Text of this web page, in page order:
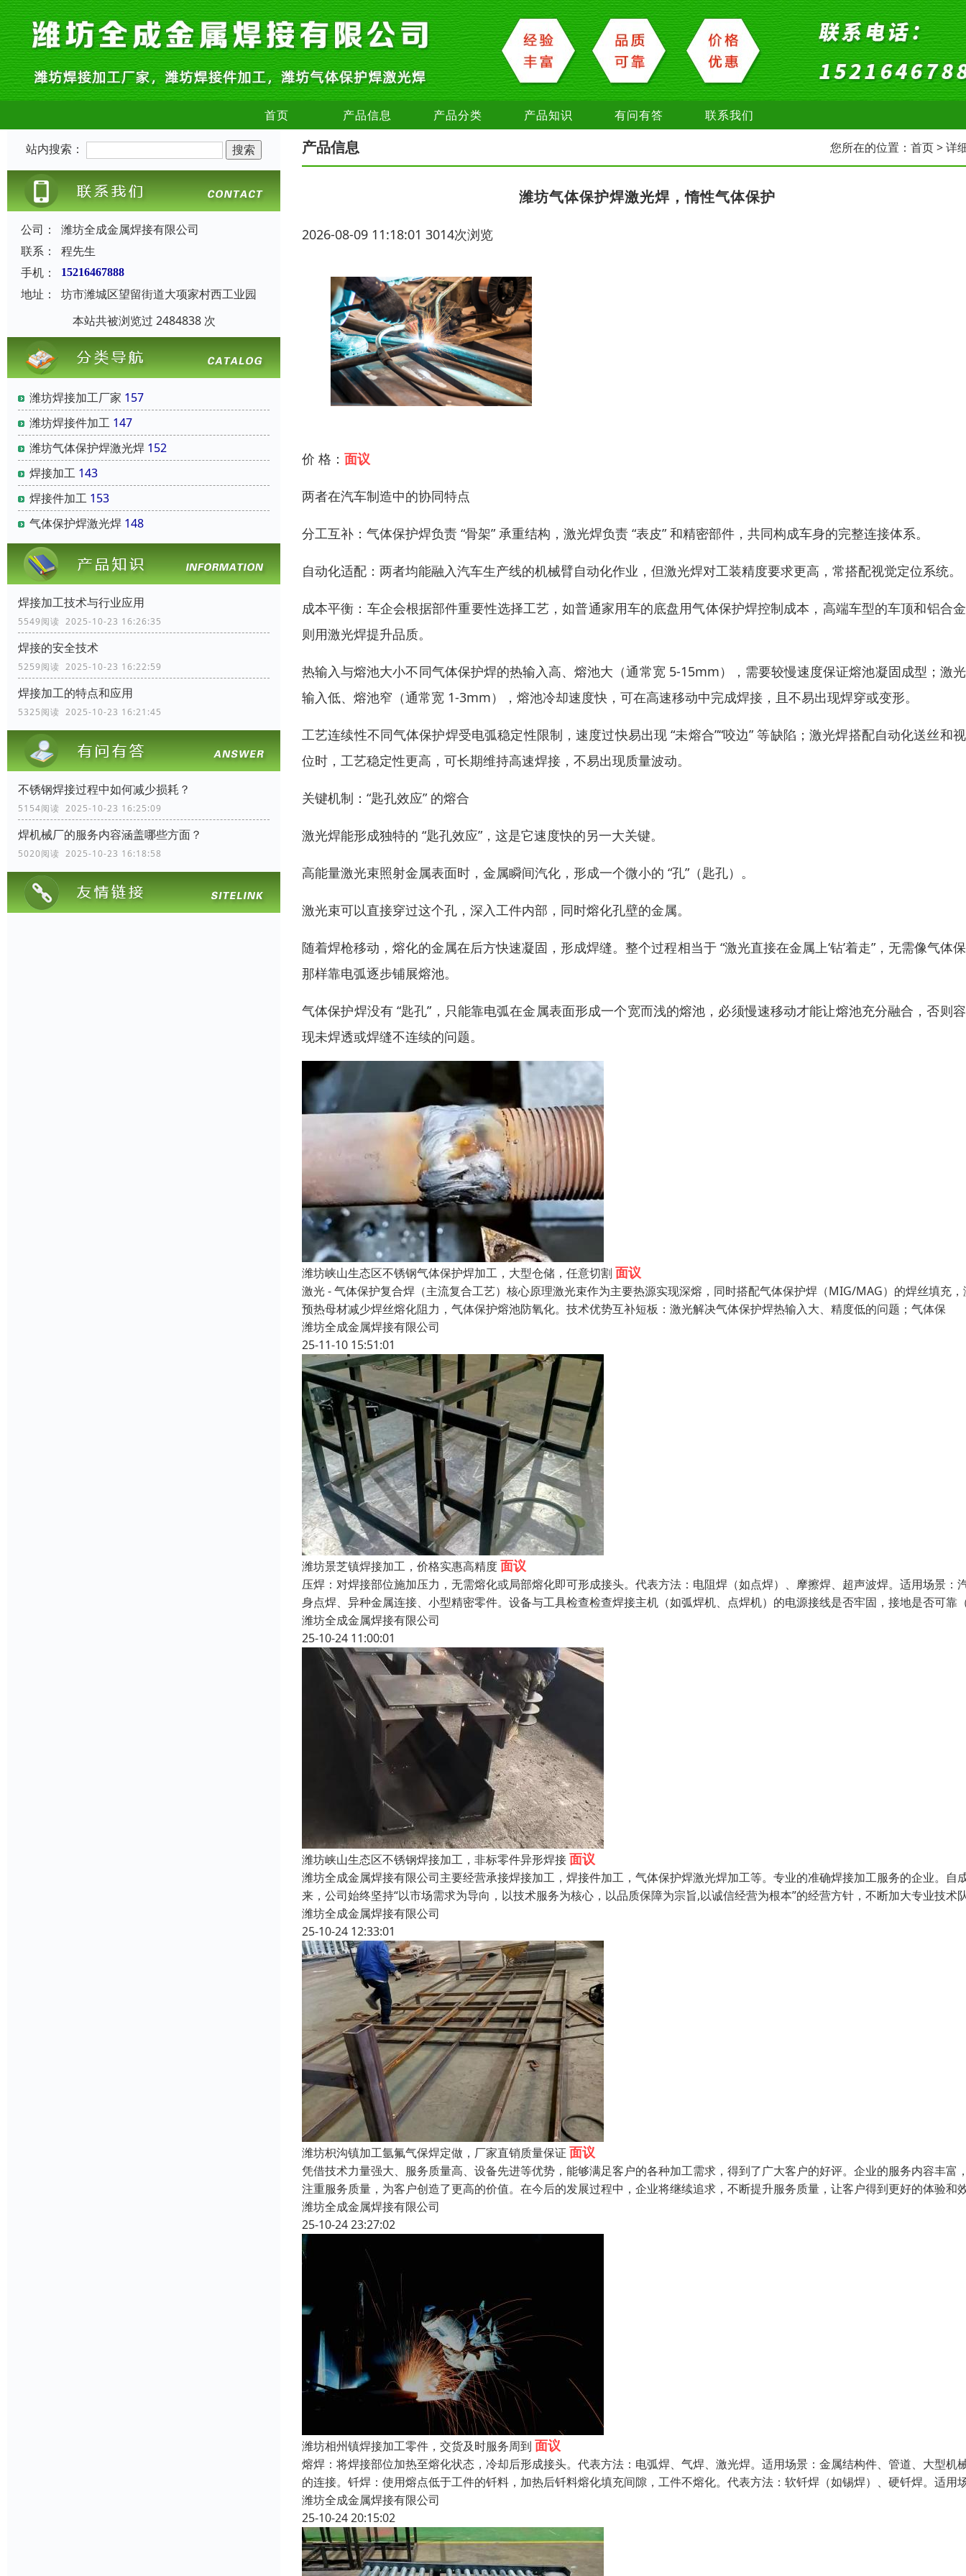
首页 产品信息 产品分类 产品知识 有问有答 联系我们
站内搜索：
公司：
潍坊全成金属焊接有限公司
联系：
程先生
手机：
15216467888
地址：
坊市潍城区望留街道大项家村西工业园
本站共被浏览过 2484838 次
潍坊焊接加工厂家 157
潍坊焊接件加工 147
潍坊气体保护焊激光焊 152
焊接加工 143
焊接件加工 153
气体保护焊激光焊 148
焊接加工技术与行业应用
5549阅读 2025-10-23 16:26:35
焊接的安全技术
5259阅读 2025-10-23 16:22:59
焊接加工的特点和应用
5325阅读 2025-10-23 16:21:45
不锈钢焊接过程中如何减少损耗？
5154阅读 2025-10-23 16:25:09
焊机械厂的服务内容涵盖哪些方面？
5020阅读 2025-10-23 16:18:58
产品信息 您所在的位置： 首页> 详
潍坊气体保护焊激光焊，惰性气体保护
2026-08-09 11:18:01 3014次浏览
价 格： 面议
两者在汽车制造中的协同特点
分工互补：气体保护焊负责 “骨架” 承重结构，激光焊负责 “表皮” 和精密部件，共同构成车身的完整连接体系。
自动化适配：两者均能融入汽车生产线的机械臂自动化作业，但激光焊对工装精度要求更高，常搭配视觉定位系统。
成本平衡：车企会根据部件重要性选择工艺，如普通家用车的底盘用气体保护焊控制成本，高端车型的车顶和铝合
则用激光焊提升品质。
热输入与熔池大小不同气体保护焊的热输入高、熔池大（通常宽 5-15mm），需要较慢速度保证熔池凝固成型；激
输入低、熔池窄（通常宽 1-3mm），熔池冷却速度快，可在高速移动中完成焊接，且不易出现焊穿或变形。
工艺连续性不同气体保护焊受电弧稳定性限制，速度过快易出现 “未熔合”“咬边” 等缺陷；激光焊搭配自动化送丝和
位时，工艺稳定性更高，可长期维持高速焊接，不易出现质量波动。
关键机制：“匙孔效应” 的熔合
激光焊能形成独特的 “匙孔效应”，这是它速度快的另一大关键。
高能量激光束照射金属表面时，金属瞬间汽化，形成一个微小的 “孔”（匙孔）。
激光束可以直接穿过这个孔，深入工件内部，同时熔化孔壁的金属。
随着焊枪移动，熔化的金属在后方快速凝固，形成焊缝。整个过程相当于 “激光直接在金属上‘钻’着走”，无需像气体
那样靠电弧逐步铺展熔池。
气体保护焊没有 “匙孔”，只能靠电弧在金属表面形成一个宽而浅的熔池，必须慢速移动才能让熔池充分融合，否则
现未焊透或焊缝不连续的问题。
潍坊峡山生态区不锈钢气体保护焊加工，大型仓储，任意切割 面议
激光 - 气体保护复合焊（主流复合工艺）核心原理激光束作为主要热源实现深熔，同时搭配气体保护焊（MIG/MAG）的焊丝填充
预热母材减少焊丝熔化阻力，气体保护熔池防氧化。技术优势互补短板：激光解决气体保护焊热输入大、精度低的问题；气体保
潍坊全成金属焊接有限公司
25-11-10 15:51:01
潍坊景芝镇焊接加工，价格实惠高精度面议
压焊：对焊接部位施加压力，无需熔化或局部熔化即可形成接头。代表方法：电阻焊（如点焊）、摩擦焊、超声波焊。适用场景：
身点焊、异种金属连接、小型精密零件。设备与工具检查检查焊接主机（如弧焊机、点焊机）的电源接线是否牢固，接地是否可靠
潍坊全成金属焊接有限公司
25-10-24 11:00:01
潍坊峡山生态区不锈钢焊接加工，非标零件异形焊接面议
潍坊全成金属焊接有限公司主要经营承接焊接加工，焊接件加工，气体保护焊激光焊加工等。专业的准确焊接加工服务的企业。自
来，公司始终坚持“以市场需求为导向，以技术服务为核心，以品质保障为宗旨,以诚信经营为根本”的经营方针，不断加大专业技术
潍坊全成金属焊接有限公司
25-10-24 12:33:01
潍坊枳沟镇加工氩氟气保焊定做，厂家直销质量保证 面议
凭借技术力量强大、服务质量高、设备先进等优势，能够满足客户的各种加工需求，得到了广大客户的好评。企业的服务内容丰富
注重服务质量，为客户创造了更高的价值。在今后的发展过程中，企业将继续追求，不断提升服务质量，让客户得到更好的体验和
潍坊全成金属焊接有限公司
25-10-24 23:27:02
潍坊相州镇焊接加工零件，交货及时服务周到 面议
熔焊：将焊接部位加热至熔化状态，冷却后形成接头。代表方法：电弧焊、气焊、激光焊。适用场景：金属结构件、管道、大型机
的连接。钎焊：使用熔点低于工件的钎料，加热后钎料熔化填充间隙，工件不熔化。代表方法：软钎焊（如锡焊）、硬钎焊。适用
潍坊全成金属焊接有限公司
25-10-24 20:15:02